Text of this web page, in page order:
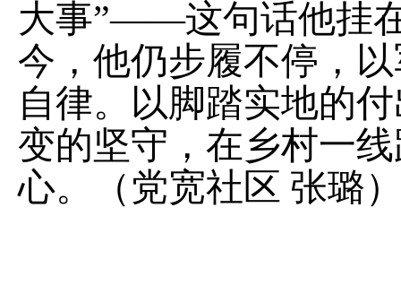
大事”——这句话他挂
今，他仍步履不停，
自律。以脚踏实地的
变的坚守，在乡村一
心。（党宽社区 张璐